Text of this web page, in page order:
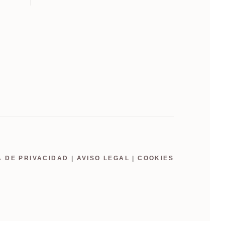
DE PRIVACIDAD AVISO LEGAL |COOKIES